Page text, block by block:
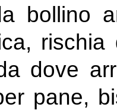
bollino
dove
pane,